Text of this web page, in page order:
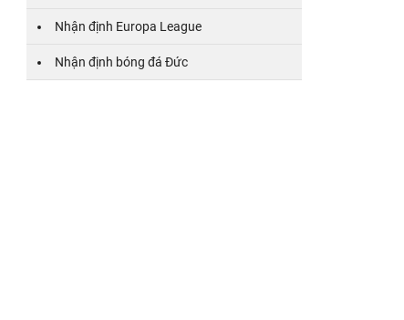
Nhận định Europa League
Nhận định bóng đá Đức